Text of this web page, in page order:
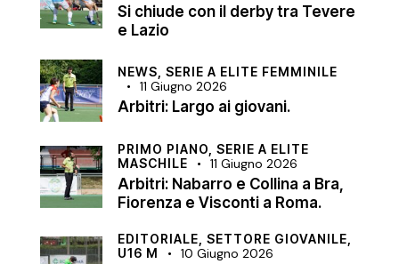
Si chiude con il derby tra Tevere
e Lazio
NEWS, SERIE A ELITE FEMMINILE
11 Giugno 2026
Arbitri: Largo ai giovani.
PRIMO PIANO, SERIE A ELITE
MASCHILE
11 Giugno 2026
Arbitri: Nabarro e Collina a Bra,
Fiorenza e Visconti a Roma.
EDITORIALE, SETTORE GIOVANILE,
U16 M
10 Giugno 2026